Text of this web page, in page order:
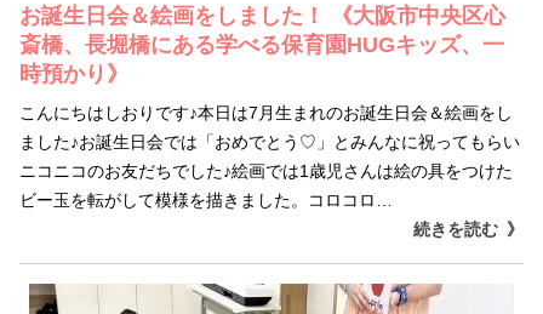
お誕生日会＆絵画をしました！ 《大阪市中央区心
斎橋、長堀橋にある学べる保育園HUGキッズ、一
時預かり》
こんにちはしおりです♪本日は7月生まれのお誕生日会＆絵画をし
ました♪お誕生日会では「おめでとう♡」とみんなに祝ってもらい
ニコニコのお友だちでした♪絵画では1歳児さんは絵の具をつけた
ビー玉を転がして模様を描きました。コロコロ…
続きを読む